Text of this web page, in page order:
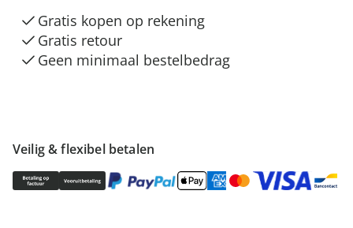
Veilig & flexibel betalen
Gratis kopen op rekening
Gratis retour
Geen minimaal bestelbedrag